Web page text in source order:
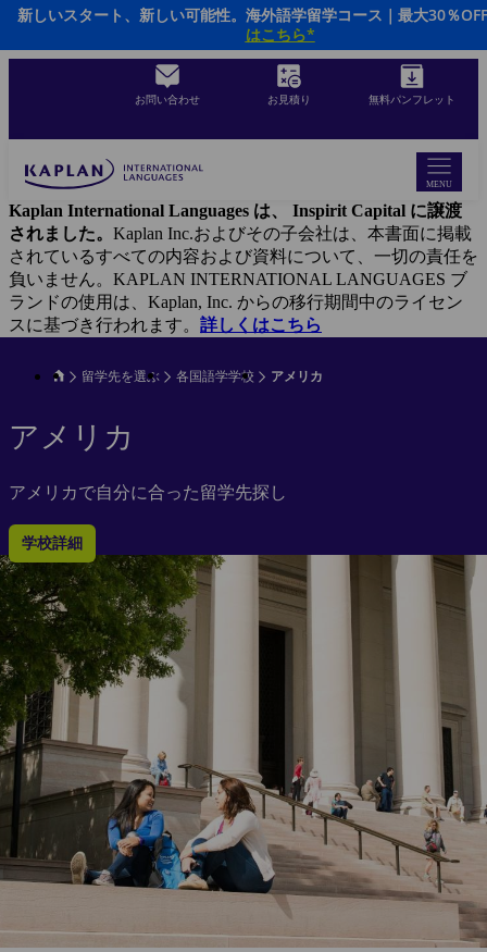
Skip
main
お問い合わせ お見積り 無料パンフレット
MENU
Kaplan International Languages は、 Inspirit Capital に譲渡
されました。 Kaplan Inc.およびその子会社は、本書面に掲載
されているすべての内容および資料について、一切の責任を
負いません。KAPLAN INTERNATIONAL LANGUAGES ブ
ランドの使用は、Kaplan, Inc. からの移行期間中のライセン
スに基づき行われます。 詳しくはこちら
新しいスタート、新しい可能性。海外語学留学コース｜最大30％
はこちら*
留学先を選ぶ 各国語学学校 アメリカ
アメリカ
アメリカで自分に合った留学先探し
学校詳細